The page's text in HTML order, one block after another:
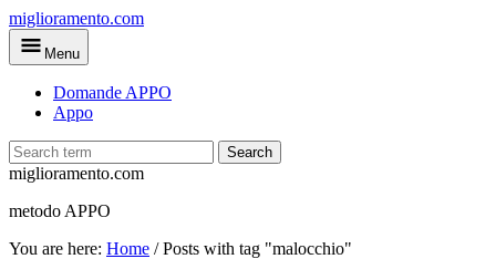
Skip
to
main
miglioramento.com
Menu
Domande APPO
Appo
Search
miglioramento.com
metodo APPO
You are here: Home /Posts with tag "malocchio"